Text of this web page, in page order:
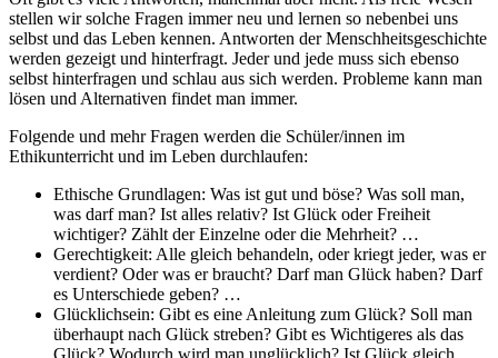
stellen wir solche Fragen immer neu und lernen so nebenbei uns
selbst und das Leben kennen. Antworten der Menschheitsgeschichte
werden gezeigt und hinterfragt. Jeder und jede muss sich ebenso
selbst hinterfragen und schlau aus sich werden. Probleme kann man
lösen und Alternativen findet man immer.
Folgende und mehr Fragen werden die Schüler/innen im
Ethikunterricht und im Leben durchlaufen:
Ethische Grundlagen: Was ist gut und böse? Was soll man,
was darf man? Ist alles relativ? Ist Glück oder Freiheit
wichtiger? Zählt der Einzelne oder die Mehrheit? …
Gerechtigkeit: Alle gleich behandeln, oder kriegt jeder, was er
verdient? Oder was er braucht? Darf man Glück haben? Darf
es Unterschiede geben? …
Glücklichsein: Gibt es eine Anleitung zum Glück? Soll man
überhaupt nach Glück streben? Gibt es Wichtigeres als das